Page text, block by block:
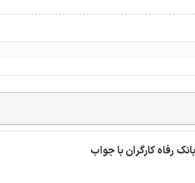
رفاه کارگران با جواب